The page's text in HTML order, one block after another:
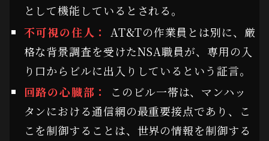
として機能しているとされる。
不可視の住人：
AT&Tの作業員とは別に、厳
格な背景調査を受けたNSA職員が、専用の入
り口からビルに出入りしているという証言。
回路の心臓部：
このビル一帯は、マンハッ
タンにおける通信網の最重要接点であり、こ
こを制御することは、世界の情報を制御する